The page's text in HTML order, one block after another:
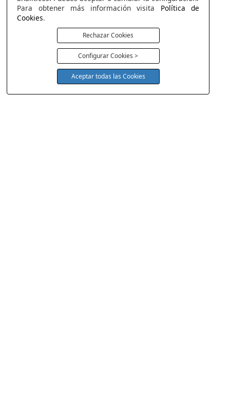
Para obtener más información visita Política de
Cookies.
Rechazar Cookies
Configurar Cookies >
Aceptar todas las Cookies